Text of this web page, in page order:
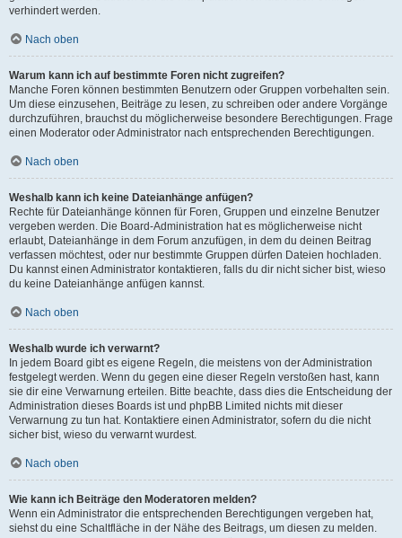
verhindert werden.
Nach oben
Warum kann ich auf bestimmte Foren nicht zugreifen?
Manche Foren können bestimmten Benutzern oder Gruppen vorbehalten sein.
Um diese einzusehen, Beiträge zu lesen, zu schreiben oder andere Vorgänge
durchzuführen, brauchst du möglicherweise besondere Berechtigungen. Frage
einen Moderator oder Administrator nach entsprechenden Berechtigungen.
Nach oben
Weshalb kann ich keine Dateianhänge anfügen?
Rechte für Dateianhänge können für Foren, Gruppen und einzelne Benutzer
vergeben werden. Die Board-Administration hat es möglicherweise nicht
erlaubt, Dateianhänge in dem Forum anzufügen, in dem du deinen Beitrag
verfassen möchtest, oder nur bestimmte Gruppen dürfen Dateien hochladen.
Du kannst einen Administrator kontaktieren, falls du dir nicht sicher bist, wieso
du keine Dateianhänge anfügen kannst.
Nach oben
Weshalb wurde ich verwarnt?
In jedem Board gibt es eigene Regeln, die meistens von der Administration
festgelegt werden. Wenn du gegen eine dieser Regeln verstoßen hast, kann
sie dir eine Verwarnung erteilen. Bitte beachte, dass dies die Entscheidung der
Administration dieses Boards ist und phpBB Limited nichts mit dieser
Verwarnung zu tun hat. Kontaktiere einen Administrator, sofern du die nicht
sicher bist, wieso du verwarnt wurdest.
Nach oben
Wie kann ich Beiträge den Moderatoren melden?
Wenn ein Administrator die entsprechenden Berechtigungen vergeben hat,
siehst du eine Schaltfläche in der Nähe des Beitrags, um diesen zu melden.